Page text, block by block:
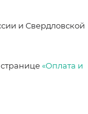
и Свердловской
«Оплата и